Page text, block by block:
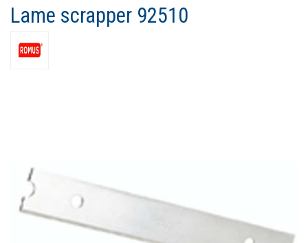
Lame scrapper 92510